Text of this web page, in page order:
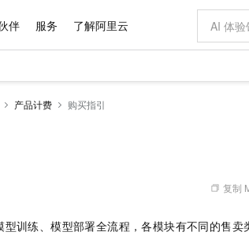
伴 服务 了解阿里云
产品计费 购买指引
复制
训练、模型部署全流程，各模块有不同的售卖
人工智能平台 PAI 大模型
一站式AI开发、训练和推理服务 面向
5 分钟轻松部署专属 QwenPaw HOT
从聊天伙伴进化为能主动干活的本地数字员工
一键
高效
AI 特惠
Token Plan 模型订阅计划 NEW
Qwen3.8-Max 首发尝鲜，限时加量 10 倍，夜间低至
AI
从图
AI
图文
价格计算器
自助选配和估算价格
配
数据与 API
OCR 文字识别
基
JAVA
成为产品伙伴 产
云网
企业增值服务
企业成长
阿
信
最佳实践
看见新力量
市